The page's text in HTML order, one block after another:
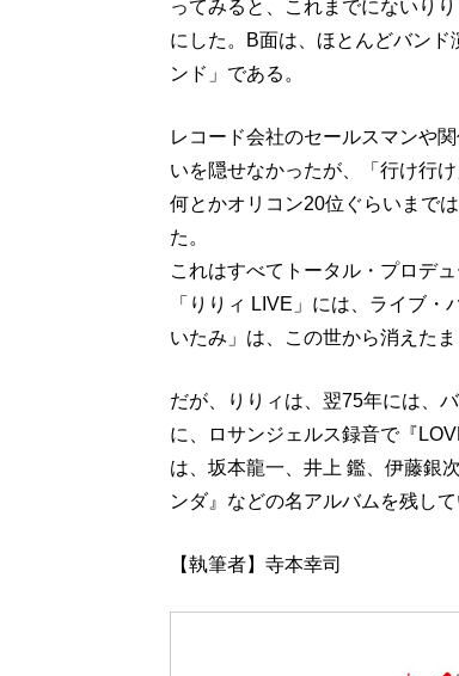
ってみると、これまでにないり
にした。B面は、ほとんどバン
ンド」である。
レコード会社のセールスマンや
いを隠せなかったが、「行け行
何とかオリコン20位ぐらいまで
た。
これはすべてトータル・プロデ
「りりィ LIVE」には、ライブ
いたみ」は、この世から消えたま
だが、りりィは、翌75年には、
に、ロサンジェルス録音で『
は、坂本龍一、井上 鑑、伊藤銀
ンダ』などの名アルバムを残して
【執筆者】寺本幸司